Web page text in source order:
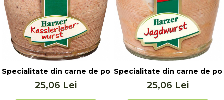
Snacksuri
Seminte, fructe uscate, samburi
Mixuri, condimente si mirodenii
Mixuri
Condimente
Mirodenii
Specialitate din carne de porc, cu ficat, 200g Harzer
25,06 Lei
Specialitate din carne de
25,06 Lei